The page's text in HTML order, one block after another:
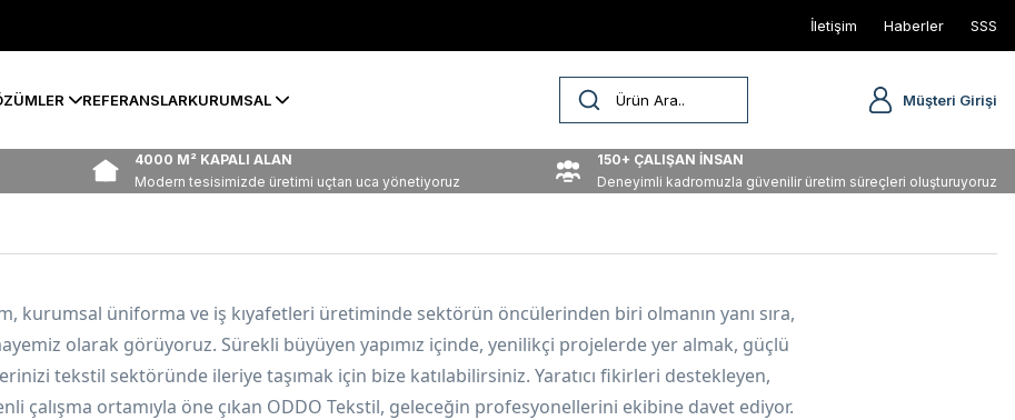
İletişim Haberler SSS
REFERANSLARKURUMSAL Müşteri Girişi
4000 M² KAPALI ALAN
Modern tesisimizde üretimi uçtan uca yönetiyoruz
150+ ÇALIŞAN İNSAN
Deneyimli kadromuzla güvenilir üretim süreçleri oluşturuyoruz
kurumsal üniforma ve iş kıyafetleri üretiminde sektörün öncülerinden biri olmanın yanı sıra,
olarak görüyoruz. Sürekli büyüyen yapımız içinde, yenilikçi projelerde yer almak, güçlü
tekstil sektöründe ileriye taşımak için bize katılabilirsiniz. Yaratıcı fikirleri destekleyen,
çalışma ortamıyla öne çıkan ODDO Tekstil, geleceğin profesyonellerini ekibine davet ediyor.